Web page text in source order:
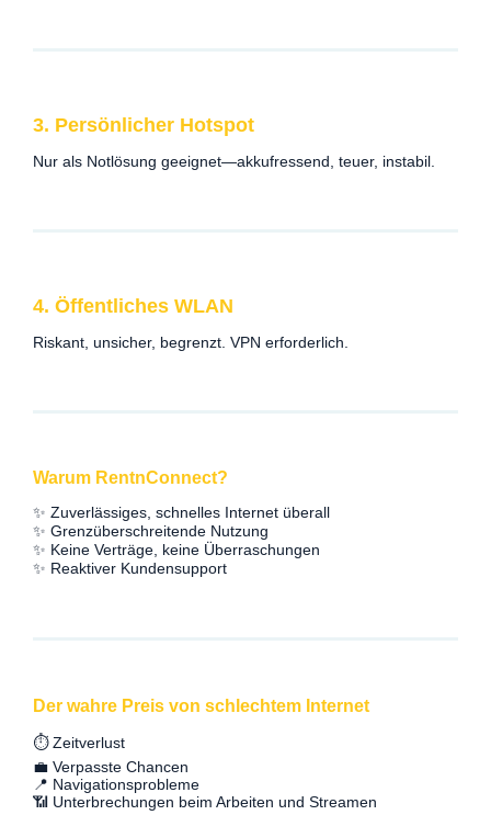
3. Persönlicher Hotspot
Nur als Notlösung geeignet—akkufressend, teuer, instabil.
4. Öffentliches WLAN
Riskant, unsicher, begrenzt. VPN erforderlich.
Warum RentnConnect?
✨ Zuverlässiges, schnelles Internet überall
✨ Grenzüberschreitende Nutzung
✨ Keine Verträge, keine Überraschungen
✨ Reaktiver Kundensupport
Der wahre Preis von schlechtem Internet
⏱️ Zeitverlust
💼 Verpasste Chancen
📍 Navigationsprobleme
📶 Unterbrechungen beim Arbeiten und Streamen